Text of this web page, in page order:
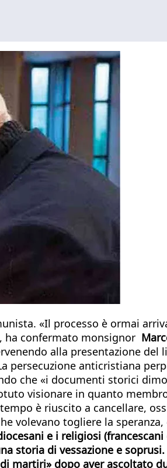
«Il processo è ormai
ha confermato monsignor
alla presentazione del
persecuzione anticristiana
che «i documenti storici
visionare in quanto
è riuscito a cancellare,
volevano togliere la
e i religiosi
storia di vessazione e
martiri» dopo aver ascoltato